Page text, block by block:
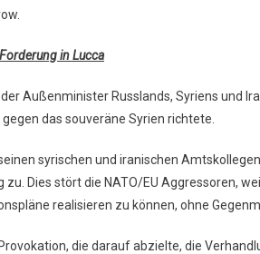
in Lucca
Außenminister Russlands, Syriens und
das souveräne Syrien richtete.
syrischen und iranischen
Dies stört die NATO/EU Aggressoren,
realisieren zu können, ohne
die darauf abzielte, die